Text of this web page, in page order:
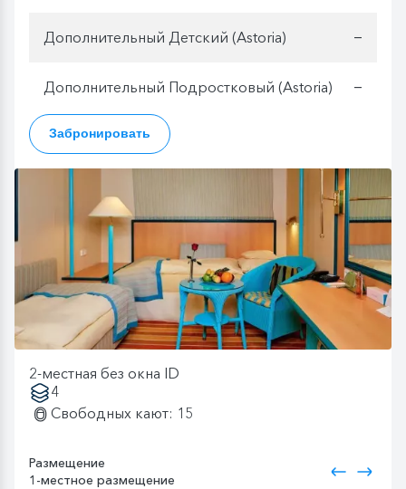
Дополнительный Детский (Astoria) —
Дополнительный Подростковый (Astoria) —
Забронировать
2-местная без окна ID
4
Свободных кают: 15
Размещение
1-местное размещение